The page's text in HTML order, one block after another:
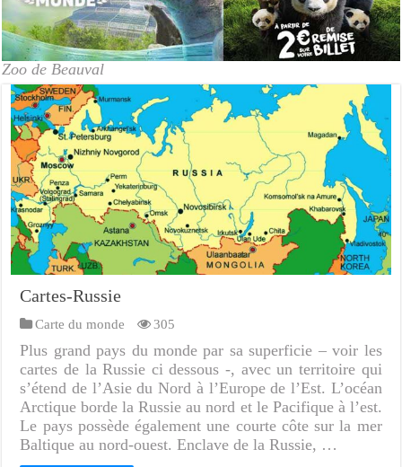
Zoo de Beauval
Cartes-Russie
Carte du monde 305
Plus grand pays du monde par sa superficie – voir les
cartes de la Russie ci dessous -, avec un territoire qui
s’étend de l’Asie du Nord à l’Europe de l’Est. L’océan
Arctique borde la Russie au nord et le Pacifique à l’est.
Le pays possède également une courte côte sur la mer
Baltique au nord-ouest. Enclave de la Russie, …